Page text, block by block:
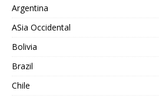
Argentina
ASia Occidental
Bolivia
Brazil
Chile